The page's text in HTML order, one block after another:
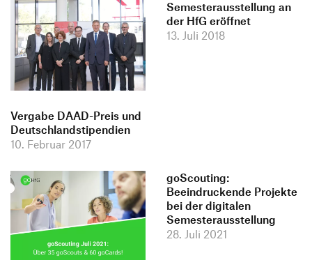
Semesterausstellung an
der HfG eröffnet
13. Juli 2018
Vergabe DAAD-Preis und
Deutschlandstipendien
10. Februar 2017
goScouting:
Beeindruckende Projekte
bei der digitalen
Semesterausstellung
28. Juli 2021